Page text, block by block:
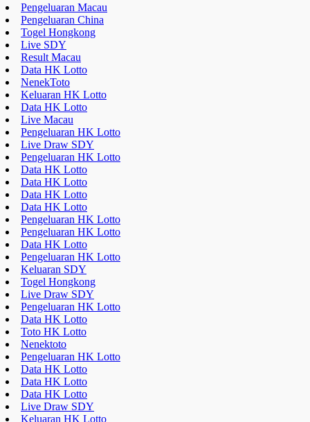
Pengeluaran Macau
Pengeluaran China
Togel Hongkong
Live SDY
Result Macau
Data HK Lotto
NenekToto
Keluaran HK Lotto
Data HK Lotto
Live Macau
Pengeluaran HK Lotto
Live Draw SDY
Pengeluaran HK Lotto
Data HK Lotto
Data HK Lotto
Data HK Lotto
Data HK Lotto
Pengeluaran HK Lotto
Pengeluaran HK Lotto
Data HK Lotto
Pengeluaran HK Lotto
Keluaran SDY
Togel Hongkong
Live Draw SDY
Pengeluaran HK Lotto
Data HK Lotto
Toto HK Lotto
Nenektoto
Pengeluaran HK Lotto
Data HK Lotto
Data HK Lotto
Data HK Lotto
Live Draw SDY
Keluaran HK Lotto